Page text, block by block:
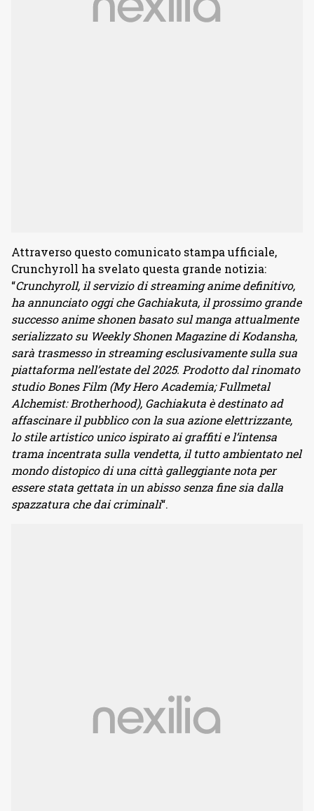
Attraverso questo comunicato stampa ufficiale,
Crunchyroll ha svelato questa grande notizia:
“Crunchyroll, il servizio di streaming anime definitivo,
ha annunciato oggi che Gachiakuta, il prossimo grande
successo anime shonen basato sul manga attualmente
serializzato su Weekly Shonen Magazine di Kodansha,
sarà trasmesso in streaming esclusivamente sulla sua
piattaforma nell’estate del 2025. Prodotto dal rinomato
studio Bones Film (My Hero Academia; Fullmetal
Alchemist: Brotherhood), Gachiakuta è destinato ad
affascinare il pubblico con la sua azione elettrizzante,
lo stile artistico unico ispirato ai graffiti e l’intensa
trama incentrata sulla vendetta, il tutto ambientato nel
mondo distopico di una città galleggiante nota per
essere stata gettata in un abisso senza fine sia dalla
spazzatura che dai criminali“.